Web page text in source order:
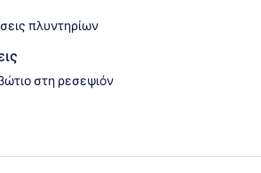
πλυντηρίων
στη ρεσεψιόν